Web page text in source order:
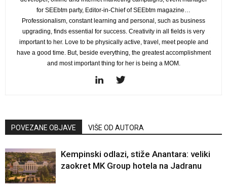
for SEEbtm party, Editor-in-Chief of SEEbtm magazine…
Professionalism, constant learning and personal, such as business
upgrading, finds essential for success. Creativity in all fields is very
important to her. Love to be physically active, travel, meet people and
have a good time. But, beside everything, the greatest accomplishment
and most important thing for her is being a MOM.
POVEZANE OBJAVE VIŠE OD AUTORA
Kempinski odlazi, stiže Anantara: veliki
zaokret MK Group hotela na Jadranu